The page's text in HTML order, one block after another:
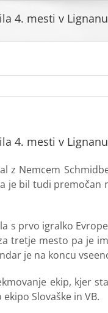
4. mesti v
4. mesti v
z Nemcem
je bil tudi
s prvo igralko
tretje mesto pa je
je na koncu
ekip, kjer
Slovaške in VB.